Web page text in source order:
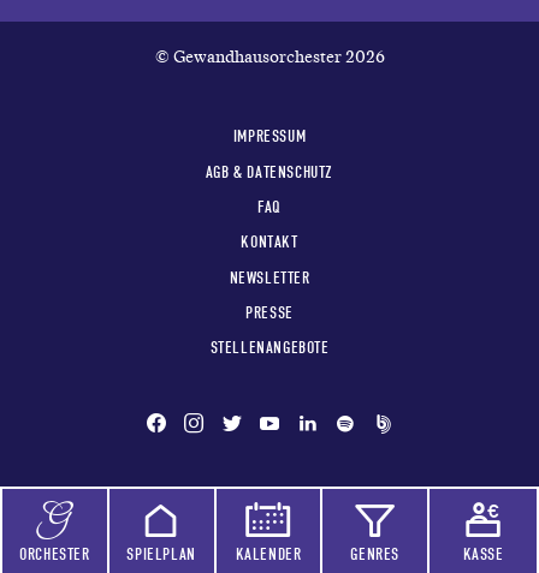
ORCHESTER SPIELPLAN KALENDER GENRES KASSE
© Gewandhausorchester 2026
IMPRESSUM
AGB & DATENSCHUTZ
FAQ
KONTAKT
NEWSLETTER
PRESSE
STELLENANGEBOTE